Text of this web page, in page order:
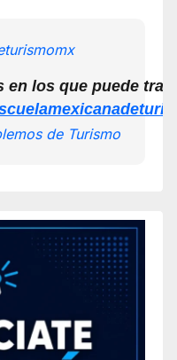
en los que puede
de Turismo